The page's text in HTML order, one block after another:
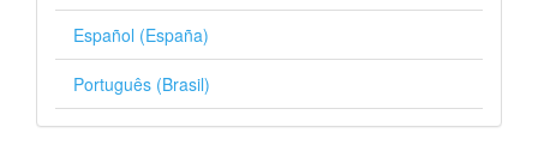
Español (España)
Português (Brasil)